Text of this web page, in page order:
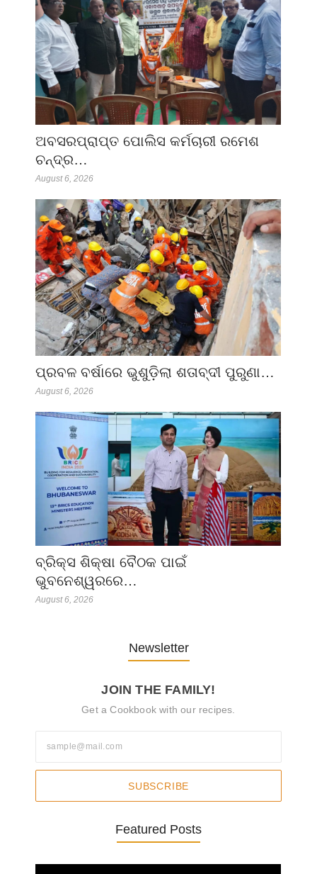
ଅବସରପ୍ରାପ୍ତ ପୋଲିସ କର୍ମଚାରୀ ରମେଶ
ଚନ୍ଦ୍ର…
August 6, 2026
ପ୍ରବଳ ବର୍ଷାରେ ଭୁଶୁଡ଼ିଲା ଶତାବ୍ଦୀ ପୁରୁଣା…
August 6, 2026
ବ୍ରିକ୍ସ ଶିକ୍ଷା ବୈଠକ ପାଇଁ
ଭୁବନେଶ୍ୱରରେ…
August 6, 2026
Newsletter
JOIN THE FAMILY!
Get a Cookbook with our recipes.
SUBSCRIBE
Featured Posts